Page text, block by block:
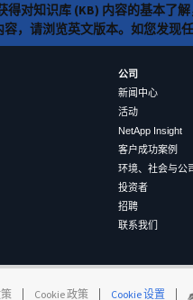
得对知识库 (KB) 内容的基本了
容，请浏览英文版本。如您发现
公司
新闻中心
活动
NetApp Insight
客户成功案例
环境、社会与公
投资者
招聘
联系我们
Cookie 政策 Cookie 设置